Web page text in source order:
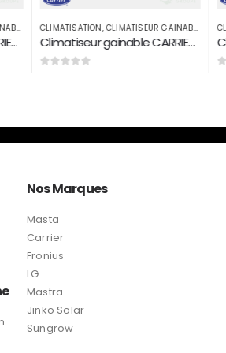
GAINABLE
Climatiseur gainable CARRIER 60000 BTU par H R410
CLIMATISATION,CLIMATISEUR CASSETTE
Climatieur cassette Carrier 18000 Btu/h R410A
Nos Marques
Jinko Solar